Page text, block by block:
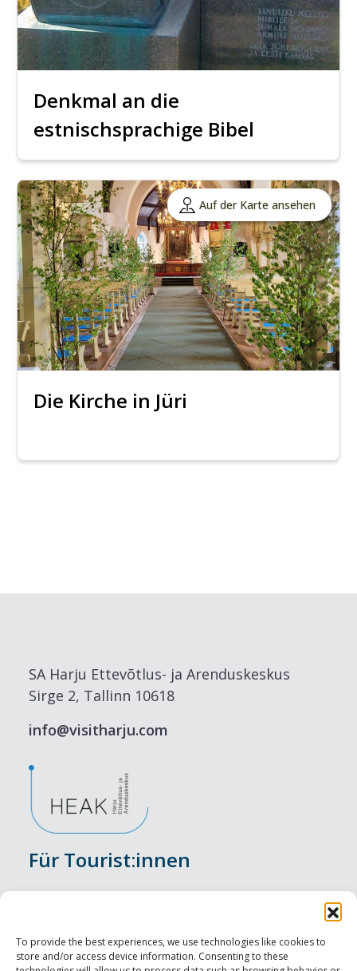
To provide the best experiences, we use technologies like cookies to
store and/or access device information. Consenting to these
Denkmal an die
estnischsprachige Bibel
Auf der Karte ansehen
Die Kirche in Jüri
SA Harju Ettevõtlus- ja Arenduskeskus
Sirge 2, Tallinn 10618
info@visitharju.com
Für Tourist:innen
Unterkunft